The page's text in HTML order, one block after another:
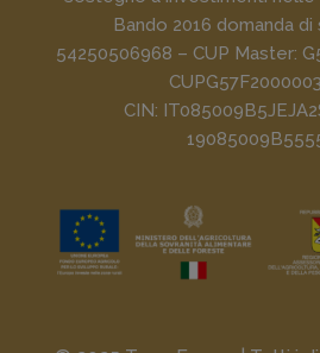
Bando 2016 domanda di
54250506968 – CUP Master:
CIN: